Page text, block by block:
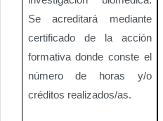
Se acreditará mediante
certificado de la acción
formativa donde conste el
número de horas y/o
créditos realizados/as.